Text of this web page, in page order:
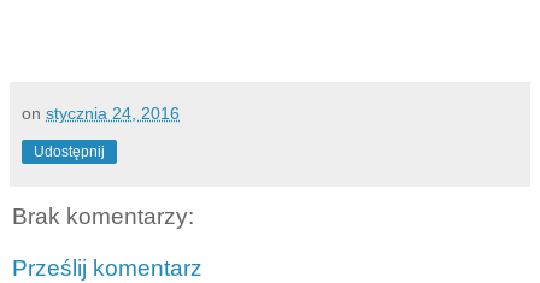
on stycznia 24, 2016
Udostępnij
Brak komentarzy:
Prześlij komentarz